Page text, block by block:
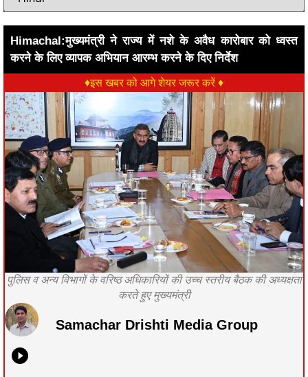
Himachal:मुख्यमंत्री ने राज्य में नशे के अवैध कारोबार को ध्वस्त
करने के लिए व्यापक अभियान आरम्भ करने के दिए निर्देश
♦इस खबर को आगे शेयर जरूर करें ♦
पुलिस व अन्य विभागों के वरिष्ठ अधिकारियों की उच्च स्तरीय बैठक की अध्यक्षता
करते हुए मुख्यमंत्री
Samachar Drishti Media Group